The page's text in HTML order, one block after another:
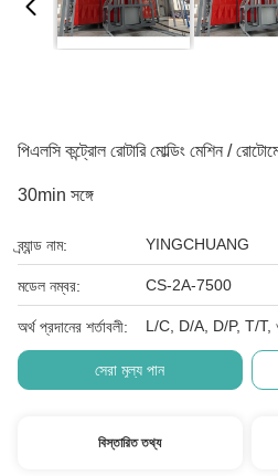
পিএলসি কন্ট্রোল রোটারি মোল্ডিং মেশিন /
30min সঙ্গে
ব্র্যান্ড নাম: YINGCHUANG
মডেল নম্বর: CS-2A-7500
অর্থ প্রদানের শর্তাবলী: L/C, D/A, D/P, T/T,
সেরা মূল্য পান
বিস্তারিত তথ্য